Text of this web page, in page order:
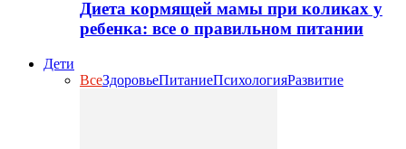
Диета кормящей мамы при коликах у
ребенка: все о правильном питании
Дети
ВсеЗдоровьеПитаниеПсихологияРазвитие